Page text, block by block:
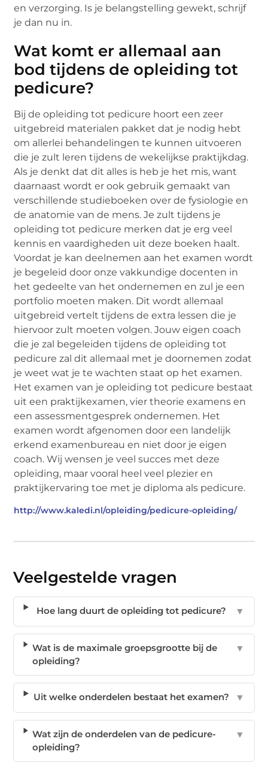
en verzorging. Is je belangstelling gewekt, schrijf
je dan nu in.
Wat komt er allemaal aan
bod tijdens de opleiding tot
pedicure?
Bij de opleiding tot pedicure hoort een zeer
uitgebreid materialen pakket dat je nodig hebt
om allerlei behandelingen te kunnen uitvoeren
die je zult leren tijdens de wekelijkse praktijkdag.
Als je denkt dat dit alles is heb je het mis, want
daarnaast wordt er ook gebruik gemaakt van
verschillende studieboeken over de fysiologie en
de anatomie van de mens. Je zult tijdens je
opleiding tot pedicure merken dat je erg veel
kennis en vaardigheden uit deze boeken haalt.
Voordat je kan deelnemen aan het examen wordt
je begeleid door onze vakkundige docenten in
het gedeelte van het ondernemen en zul je een
portfolio moeten maken. Dit wordt allemaal
uitgebreid vertelt tijdens de extra lessen die je
hiervoor zult moeten volgen. Jouw eigen coach
die je zal begeleiden tijdens de opleiding tot
pedicure zal dit allemaal met je doornemen zodat
je weet wat je te wachten staat op het examen.
Het examen van je opleiding tot pedicure bestaat
uit een praktijkexamen, vier theorie examens en
een assessmentgesprek ondernemen. Het
examen wordt afgenomen door een landelijk
erkend examenbureau en niet door je eigen
coach. Wij wensen je veel succes met deze
opleiding, maar vooral heel veel plezier en
praktijkervaring toe met je diploma als pedicure.
http://www.kaledi.nl/opleiding/pedicure-opleiding/
Veelgestelde vragen
Hoe lang duurt de opleiding tot pedicure? ▼
Wat is de maximale groepsgrootte bij de
opleiding?
▼
Uit welke onderdelen bestaat het examen? ▼
Wat zijn de onderdelen van de pedicure-
opleiding?
▼